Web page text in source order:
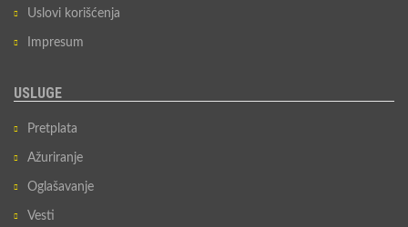
Uslovi korišćenja
Impresum
USLUGE
Pretplata
Ažuriranje
Oglašavanje
Vesti